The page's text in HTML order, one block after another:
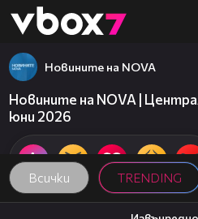
👾
Всички TRENDING
Новините на NOVA
Новините на NOVA |
юни 2026
00:18